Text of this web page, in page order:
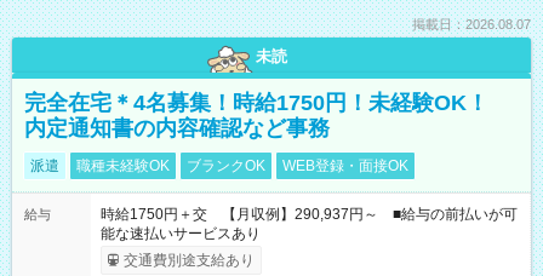
掲載日：2026.08.07
未読
完全在宅＊4名募集！時給1750円！未経験OK！
内定通知書の内容確認など事務
派遣 職種未経験OK ブランクOK WEB登録・面接OK
給与
時給1750円＋交 【月収例】290,937円～ ■給与の前払いが可
能な速払いサービスあり
交通費別途支給あり